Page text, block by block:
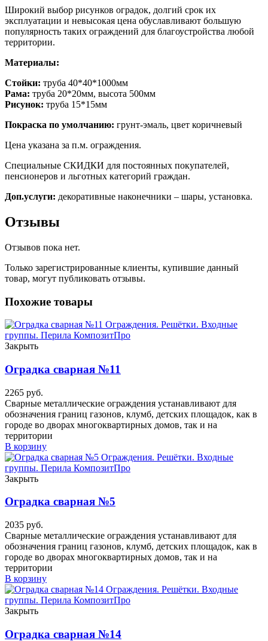
Широкий выбор рисунков оградок, долгий срок их
эксплуатации и невысокая цена обуславливают большую
популярность таких ограждений для благоустройства любой
территории.
Материалы:
Стойки: труба 40*40*1000мм
Рама: труба 20*20мм, высота 500мм
Рисунок: труба 15*15мм
Покраска по умолчанию: грунт-эмаль, цвет коричневый
Цена указана за п.м. ограждения.
Специальные СКИДКИ для постоянных покупателей,
пенсионеров и льготных категорий граждан.
Доп.услуги: декоративные наконечники – шары, установка.
Отзывы
Отзывов пока нет.
Только зарегистрированные клиенты, купившие данный
товар, могут публиковать отзывы.
Похожие товары
Закрыть
Оградка сварная №11
2265 руб.
Сварные металлические ограждения устанавливают для
обозначения границ газонов, клумб, детских площадок, как в
городе во дворах многоквартирных домов, так и на
территории
В корзину
Закрыть
Оградка сварная №5
2035 руб.
Сварные металлические ограждения устанавливают для
обозначения границ газонов, клумб, детских площадок, как в
городе во дворах многоквартирных домов, так и на
территории
В корзину
Закрыть
Оградка сварная №14